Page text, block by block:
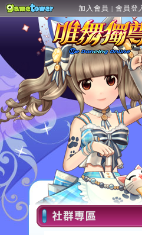
加入會員 | 會員登